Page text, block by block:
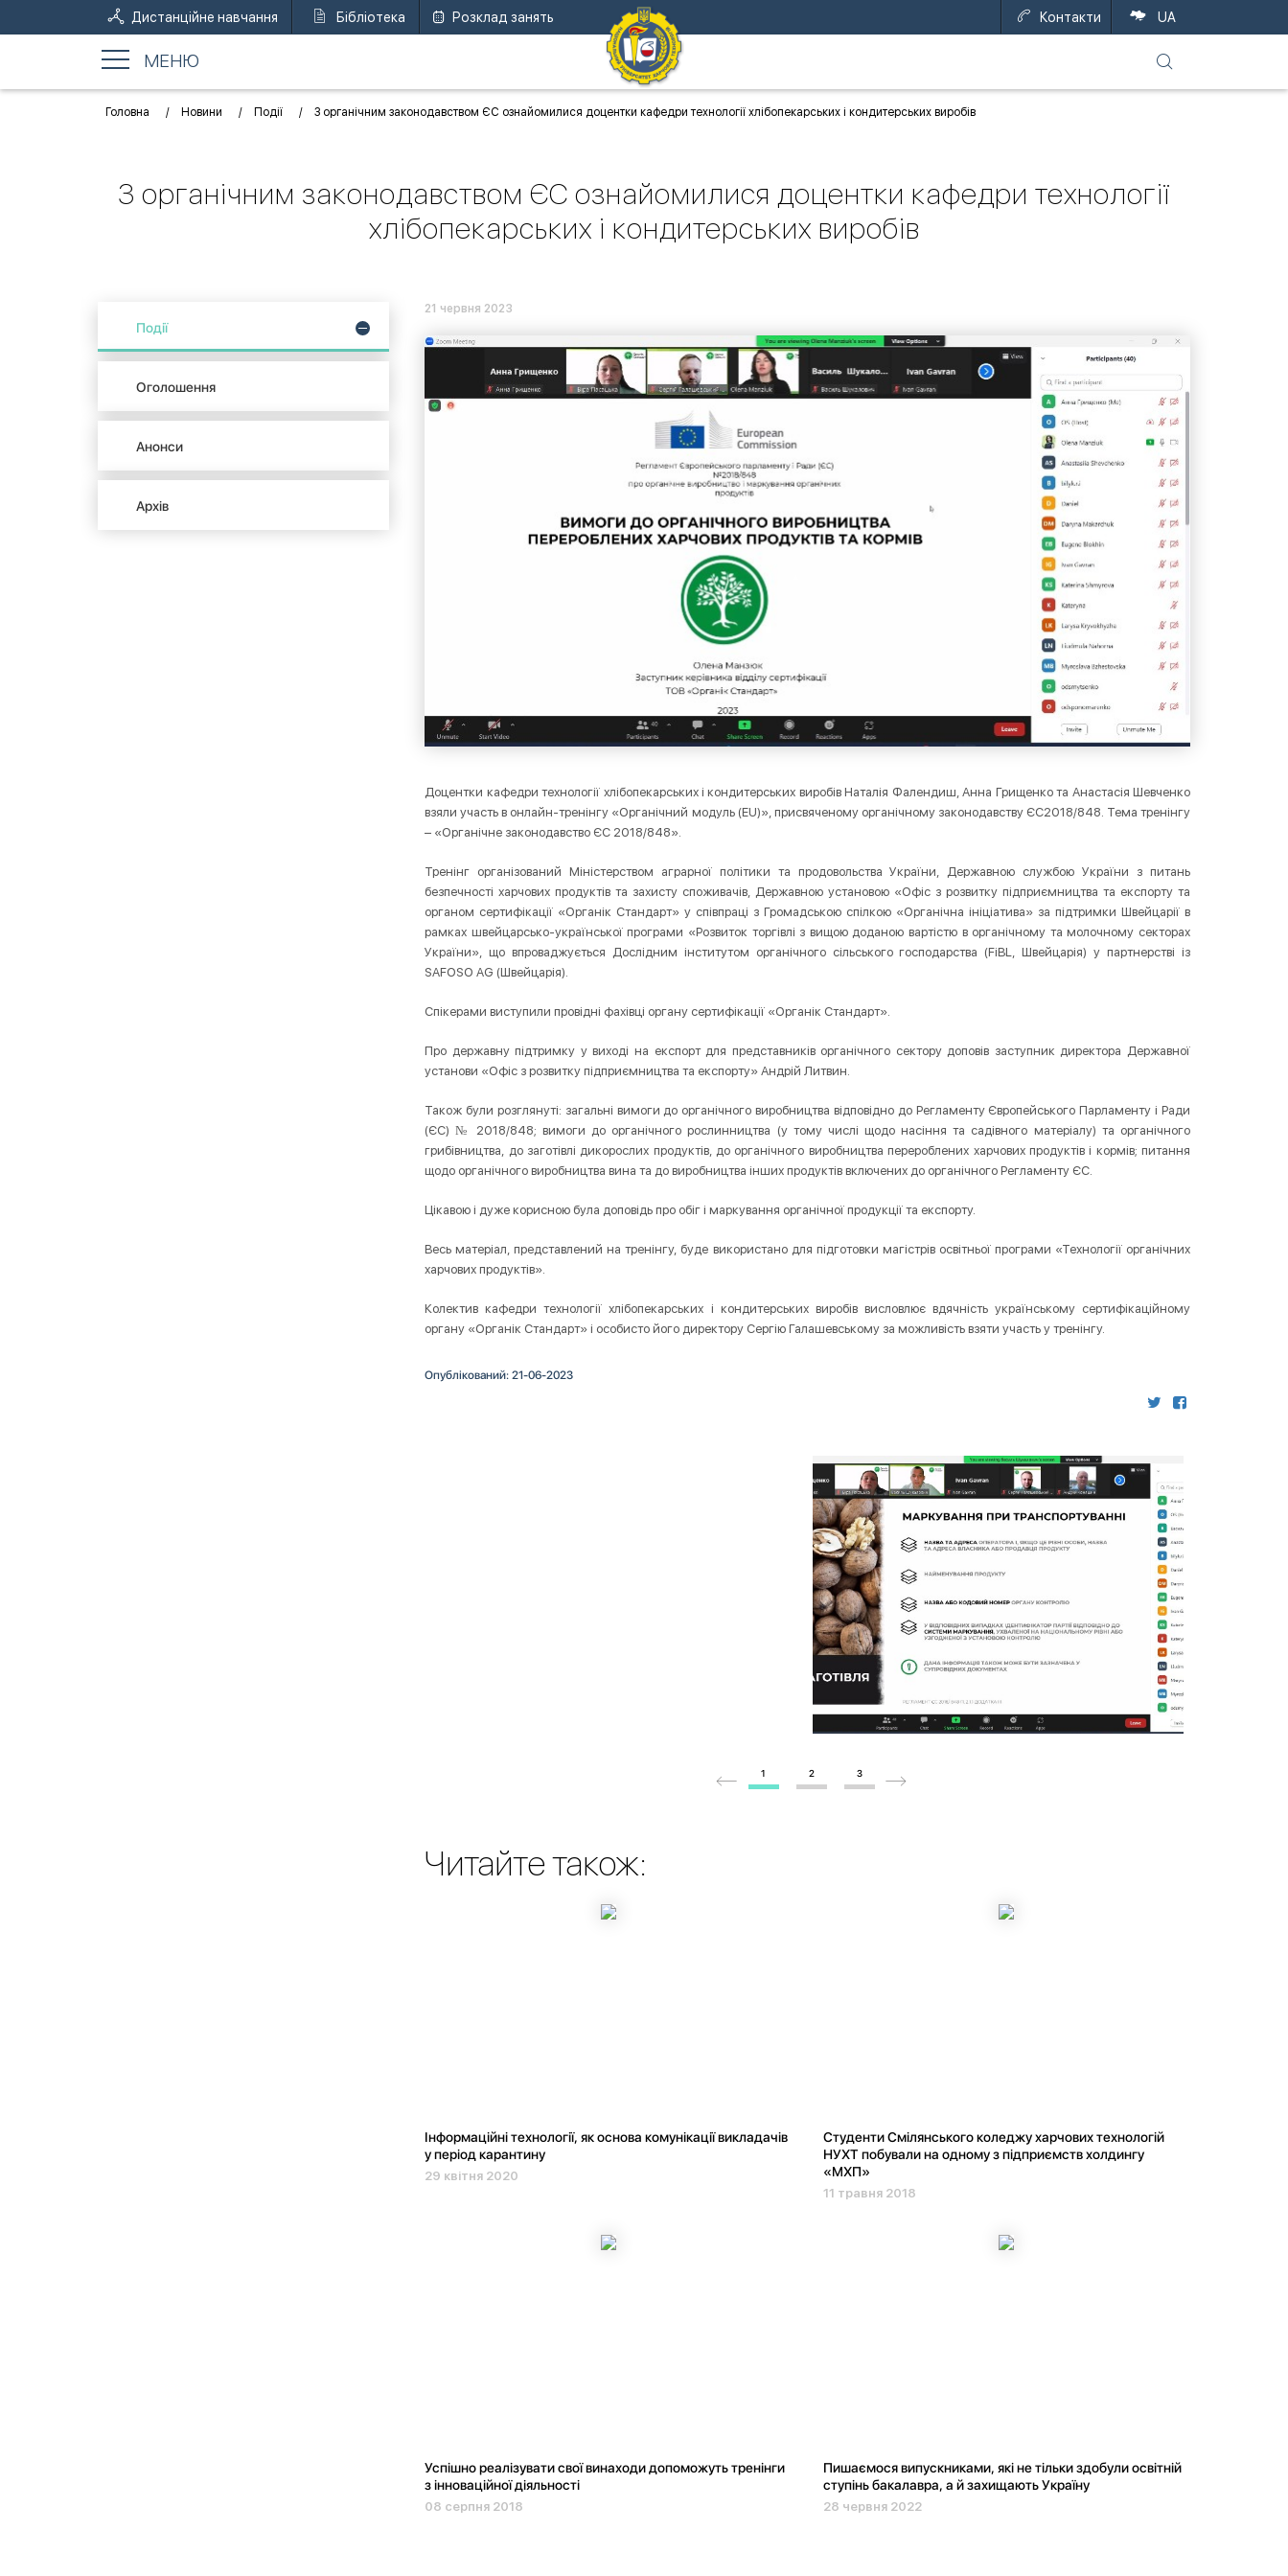
Дистанційне навчання Бібліотека Розклад занять UA
Контакти
МЕНЮ
Головна Новини Події З органічним законодавством ЄС ознайомилися доцентки кафедри технології хлібопекарських і кондитерських виробів
З органічним законодавством ЄС ознайомилися доцентки кафедри технології
хлібопекарських і кондитерських виробів
Події
Оголошення
Анонси
Архів
21 червня 2023
Доцентки кафедри технології хлібопекарських і кондитерських виробів Наталія Фалендиш, Анна Грищенко та Анастасія Шевченко
взяли участь в онлайн-тренінгу «Органічний модуль (ЕU)», присвяченому органічному законодавству ЄС2018/848. Тема тренінгу
– «Органічне законодавство ЄС 2018/848».
Тренінг організований Міністерством аграрної політики та продовольства України, Державною службою України з питань
безпечності харчових продуктів та захисту споживачів, Державною установою «Офіс з розвитку підприємництва та експорту та
органом сертифікації «Органік Стандарт» у співпраці з Громадською спілкою «Органічна ініціатива» за підтримки Швейцарії в
рамках швейцарсько-української програми «Розвиток торгівлі з вищою доданою вартістю в органічному та молочному секторах
України», що впроваджується Дослідним інститутом органічного сільського господарства (FiBL, Швейцарія) у партнерстві із
SAFOSO AG (Швейцарія).
Спікерами виступили провідні фахівці органу сертифікації «Органік Стандарт».
Про державну підтримку у виході на експорт для представників органічного сектору доповів заступник директора Державної
установи «Офіс з розвитку підприємництва та експорту» Андрій Литвин.
Також були розглянуті: загальні вимоги до органічного виробництва відповідно до Регламенту Європейського Парламенту і Ради
(ЄС) № 2018/848; вимоги до органічного рослинництва (у тому числі щодо насіння та садівного матеріалу) та органічного
грибівництва, до заготівлі дикорослих продуктів, до органічного виробництва перероблених харчових продуктів і кормів; питання
щодо органічного виробництва вина та до виробництва інших продуктів включених до органічного Регламенту ЄС.
Цікавою і дуже корисною була доповідь про обіг і маркування органічної продукції та експорту.
Весь матеріал, представлений на тренінгу, буде використано для підготовки магістрів освітньої програми «Технології органічних
харчових продуктів».
Колектив кафедри технології хлібопекарських і кондитерських виробів висловлює вдячність українському сертифікаційному
органу «Органік Стандарт» і особисто його директору Сергію Галашевському за можливість взяти участь у тренінгу.
Опублікований: 21-06-2023
1 2 3
Читайте також:
Інформаційні технології, як основа комунікації викладачів
у період карантину
29 квітня 2020
Студенти Смілянського коледжу харчових технологій
НУХТ побували на одному з підприємств холдингу
«МХП»
11 травня 2018
Успішно реалізувати свої винаходи допоможуть тренінги
з інноваційної діяльності
08 серпня 2018
Пишаємося випускниками, які не тільки здобули освітній
ступінь бакалавра, а й захищають Україну
28 червня 2022